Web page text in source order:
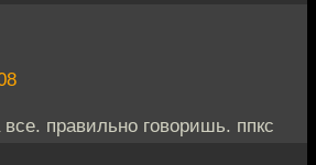
правильно говоришь. ппкс